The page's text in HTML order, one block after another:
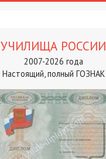
УЧИЛИЩА РОССИИ
2007-2026 года
Настоящий, полный ГОЗНАК